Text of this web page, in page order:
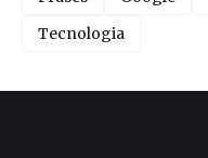
Tecnologia